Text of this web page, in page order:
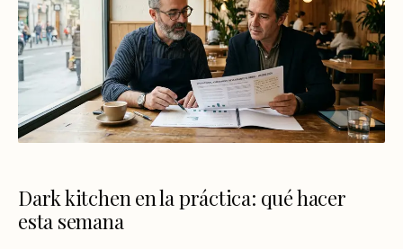
Dark kitchen en la práctica: qué hacer
esta semana